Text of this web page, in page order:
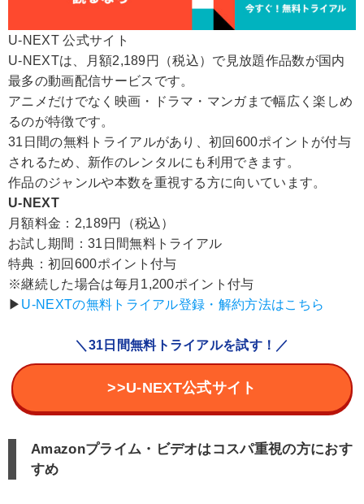
U-NEXT 公式サイト
U-NEXTは、月額2,189円（税込）で見放題作品数が国内
最多の動画配信サービスです。
アニメだけでなく映画・ドラマ・マンガまで幅広く楽しめ
るのが特徴です。
31日間の無料トライアルがあり、初回600ポイントが付与
されるため、新作のレンタルにも利用できます。
作品のジャンルや本数を重視する方に向いています。
U-NEXT
月額料金：2,189円（税込）
お試し期間：31日間無料トライアル
特典：初回600ポイント付与
※継続した場合は毎月1,200ポイント付与
▶︎ U-NEXTの無料トライアル登録・解約方法はこちら
＼31日間無料トライアルを試す！／
>>U-NEXT公式サイト
Amazonプライム・ビデオはコスパ重視の方におす
すめ